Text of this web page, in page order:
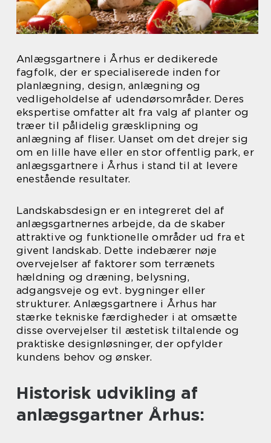
Anlægsgartnere i Århus er dedikerede
fagfolk, der er specialiserede inden for
planlægning, design, anlægning og
vedligeholdelse af udendørsområder. Deres
ekspertise omfatter alt fra valg af planter og
træer til pålidelig græsklipning og
anlægning af fliser. Uanset om det drejer sig
om en lille have eller en stor offentlig park, er
anlægsgartnere i Århus i stand til at levere
enestående resultater.
Landskabsdesign er en integreret del af
anlægsgartnernes arbejde, da de skaber
attraktive og funktionelle områder ud fra et
givent landskab. Dette indebærer nøje
overvejelser af faktorer som terrænets
hældning og dræning, belysning,
adgangsveje og evt. bygninger eller
strukturer. Anlægsgartnere i Århus har
stærke tekniske færdigheder i at omsætte
disse overvejelser til æstetisk tiltalende og
praktiske designløsninger, der opfylder
kundens behov og ønsker.
Historisk udvikling af
anlægsgartner Århus: